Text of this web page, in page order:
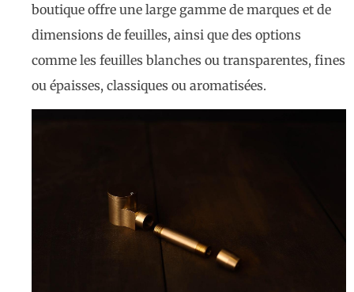
boutique offre une large gamme de marques et de
dimensions de feuilles, ainsi que des options
comme les feuilles blanches ou transparentes, fines
ou épaisses, classiques ou aromatisées.